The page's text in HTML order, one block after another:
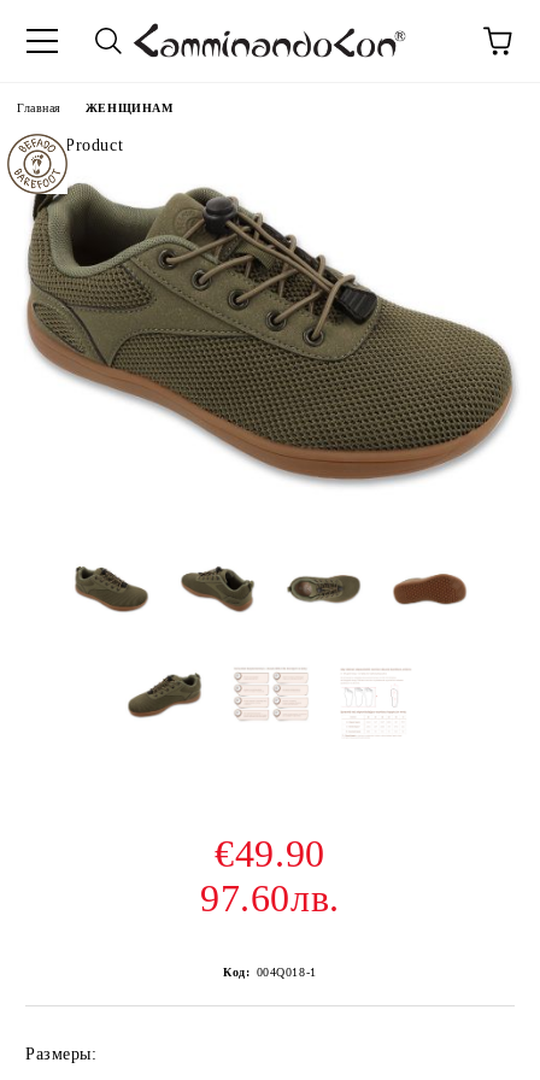
Главная ЖЕНЩИНАМ
€49.90
97.60лв.
Код: 004Q018-1
Размеры: